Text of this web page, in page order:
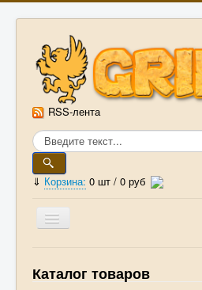
RSS-лента
⇓ Корзина: 0 шт / 0 руб
Главная
Каталог товаров